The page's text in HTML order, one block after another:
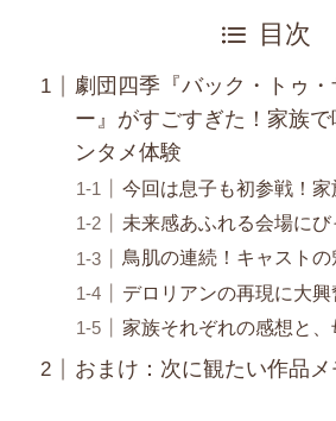
目次
劇団四季『バック・トゥ
ー』がすごすぎた！家族
ンタメ体験
今回は息子も初参戦！
未来感あふれる会場にび
鳥肌の連続！キャスト
デロリアンの再現に大興
家族それぞれの感想と、
おまけ：次に観たい作品メ